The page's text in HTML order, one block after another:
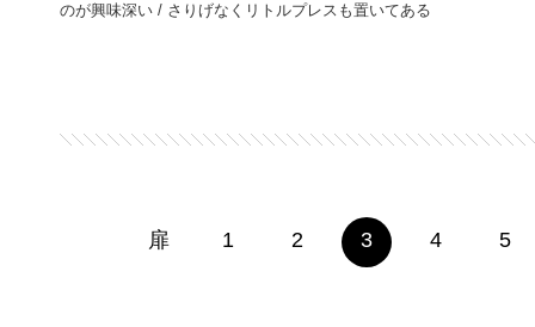
のが興味深い / さりげなくリトルプレスも置いてある
扉 1 2 3 4 5